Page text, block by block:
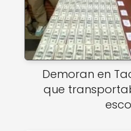
Demoran en
que